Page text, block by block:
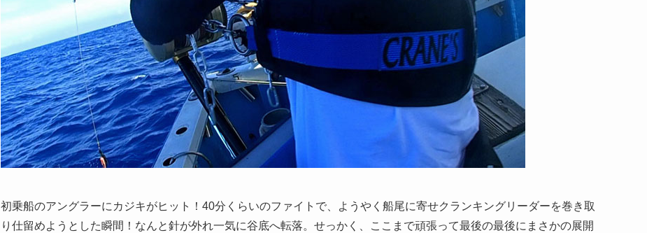
初乗船のアングラーにカジキがヒット！40分くらいのファイトで、ようやく船尾に寄せクランキングリーダーを巻き取
り仕留めようとした瞬間！なんと針が外れ一気に谷底へ転落。せっかく、ここまで頑張って最後の最後にまさかの展開